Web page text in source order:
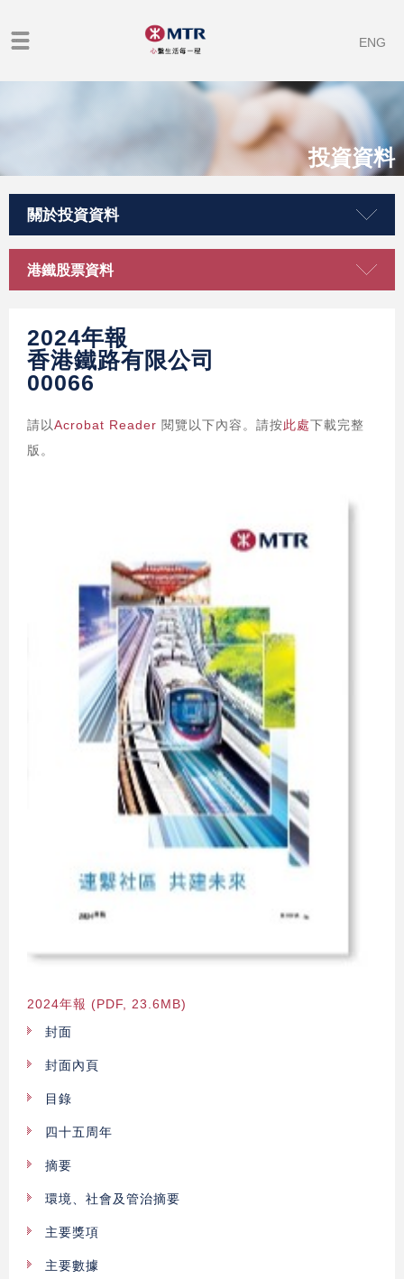
ENG
投資資料
關於投資資料
港鐵股票資料
2024年報
香港鐵路有限公司
00066
請以Acrobat Reader 閱覽以下內容。請按此處下載完整
版。
2024年報 (PDF, 23.6MB)
封面
封面內頁
目錄
四十五周年
摘要
環境、社會及管治摘要
主要獎項
主要數據